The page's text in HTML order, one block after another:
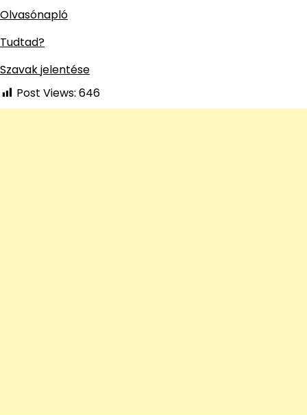
Olvasónapló
Tudtad?
Szavak jelentése
Post Views: 646